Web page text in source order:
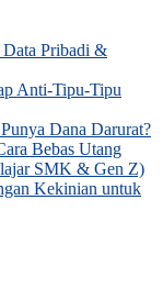
Data Pribadi &
Anti-Tipu-Tipu
Dana Darurat?
Bebas Utang
SMK & Gen Z)
Kekinian untuk